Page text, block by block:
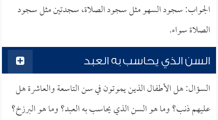
الجواب: سجود السهو مثل سجود الصلاة، سجدتين مثل سجود
الصلاة سواء.
السن الذي يحاسب به العبد
السؤال: هل الأطفال الذين يموتون في سن التاسعة والعاشرة هل
عليهم ذنب؟ وما هو السن الذي يحاسب به العبد؟ وما هو البرزخ؟